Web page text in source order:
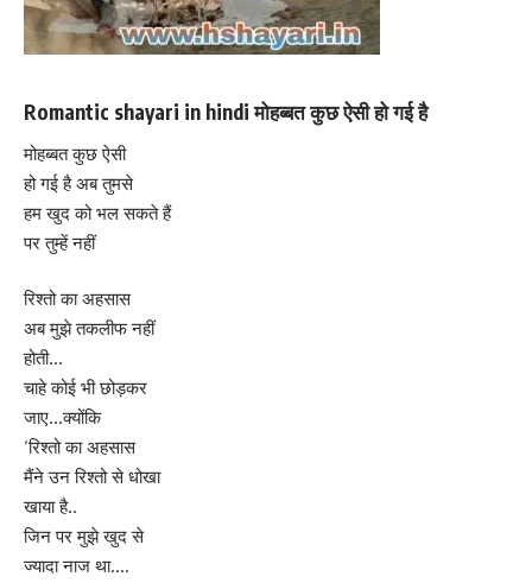
Romantic shayari in hindi मोहब्बत कुछ ऐसी हो गई है
मोहब्बत कुछ ऐसी
हो गई है अब तुमसे
हम खुद को भल सकते हैं
पर तुम्हें नहीं
रिश्तो का अहसास
अब मुझे तकलीफ नहीं
होती…
चाहे कोई भी छोड़कर
जाए…क्योंकि
‘रिश्तो का अहसास
मैंने उन रिश्तो से धोखा
खाया है..
जिन पर मुझे खुद से
ज्यादा नाज था….